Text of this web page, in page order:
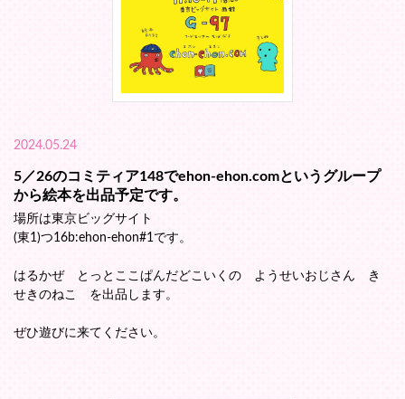
2024.05.24
5／26のコミティア148でehon-ehon.comというグループ
から絵本を出品予定です。
場所は東京ビッグサイト
(東1)つ16b:ehon-ehon#1です。
はるかぜ とっとここぱんだどこいくの ようせいおじさん き
せきのねこ を出品します。
ぜひ遊びに来てください。